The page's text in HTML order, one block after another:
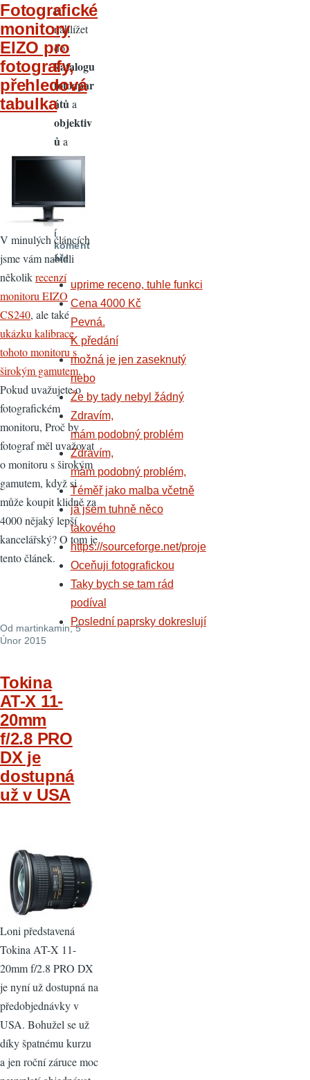
Fotografické
monitory
EIZO pro
fotografy,
přehledová
tabulka
V minulých článcích
jsme vám nabídli
několikrecenzí
monitoru EIZO
CS240, ale také
ukázku kalibrace
tohoto monitoru s
širokým gamutem.
Pokud uvažujete o
fotografickém
monitoru, Proč by
fotograf měl uvažovat
o monitoru s širokým
gamutem, když si
může koupit klidně za
4000 nějaký lepší
kancelářský? O tom je
tento článek.
Od martinkamin, 5
Únor 2015
Tokina
AT-X 11-
20mm
f/2.8 PRO
DX je
dostupná
už v USA
Loni představená
Tokina AT-X 11-
20mm f/2.8 PRO DX
je nyní už dostupná na
předobjednávky v
USA. Bohužel se už
díky špatnému kurzu
a jen roční záruce moc
e,
nahlížet
do
katalogu
fotoapar
átů a
objektiv
ů a
mnoho
dalších
výhod.
Posledn
í
koment
áře
uprime receno, tuhle funkci
Cena 4000 Kč
Pevná.
K předání
možná je jen zaseknutý
nebo
Že by tady nebyl žádný
Zdravím,
mám podobný problém
Zdravím,
mám podobný problém,
Téměř jako malba včetně
já jsem tuhně něco
takového
https://sourceforge.net/proje
Oceňuji fotografickou
Taky bych se tam rád
podíval
Poslední paprsky dokreslují